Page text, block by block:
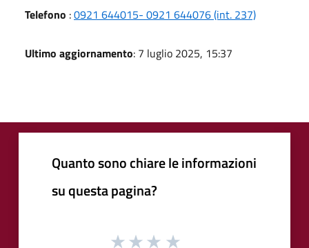
Telefono :0921 644015- 0921 644076 (int. 237)
Ultimo aggiornamento: 7 luglio 2025, 15:37
Quanto sono chiare le informazioni
su questa pagina?